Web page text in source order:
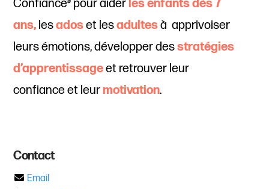
Confiance® pour aiderles enfants dès 7
ans, lesadoset lesadultesà apprivoiser
leurs émotions, développer desstratégies
d’apprentissageet retrouver leur
confiance et leurmotivation.
Contact
Email